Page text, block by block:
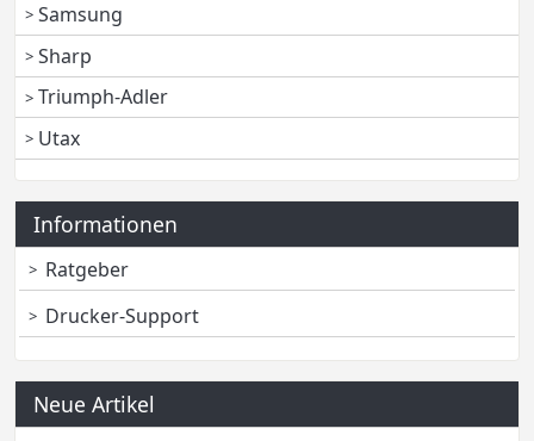
Samsung
Sharp
Triumph-Adler
Utax
Informationen
Ratgeber
Drucker-Support
Neue Artikel